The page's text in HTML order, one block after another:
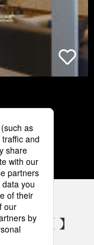
5
カウント